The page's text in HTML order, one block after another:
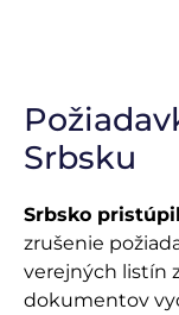
Srbsku
Srbsko
zrušenie
verejných listín
dokumentov